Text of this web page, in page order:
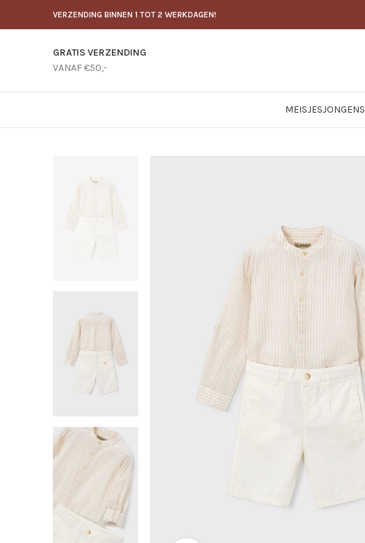
VERZENDING BINNEN 1 TOT 2 WERKDAGEN!
GRATIS VERZENDING
VANAF €50,-
MEISJESJONGENS